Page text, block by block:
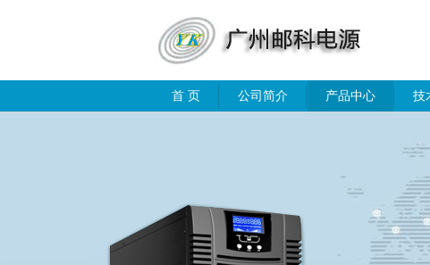
首 页 公司简介 产品中心 技